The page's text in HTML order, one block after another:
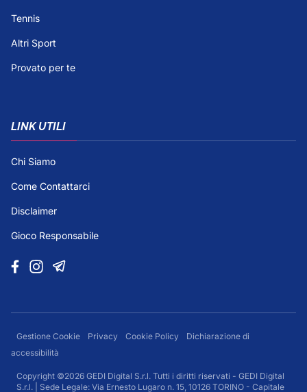
Tennis
Altri Sport
Provato per te
LINK UTILI
Chi Siamo
Come Contattarci
Disclaimer
Gioco Responsabile
Gestione Cookie Privacy Cookie Policy
Dichiarazione di
accessibilità
Copyright ©2026 GEDI Digital S.r.l. Tutti i diritti riservati - GEDI Digital
S.r.l. | Sede Legale: Via Ernesto Lugaro n. 15, 10126 TORINO - Capitale